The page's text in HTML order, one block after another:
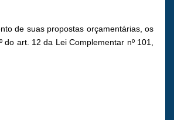
de suas propostas orçamentárias, os
art. 12 da Lei Complementar nº 101,